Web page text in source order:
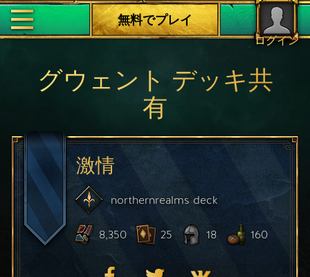
ログイン
無料でプレイ
グウェント デッキ共
有
激情
northernrealmsdeck
8,350 25 18 160